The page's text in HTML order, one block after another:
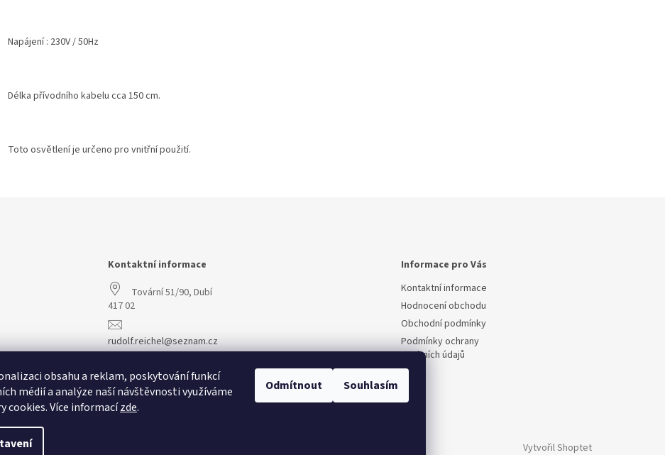
obsahu a reklam, poskytování funkcí
médií a analýze naší návštěvnosti využíváme
cookies. Více informacízde.
Odmítnout Souhlasím
Napájení : 230V / 50Hz
Délka přívodního kabelu cca 150 cm.
Toto osvětlení je určeno pro vnitřní použití.
Kontaktní informace
Tovární 51/90, Dubí
417 02
rudolf.reichel@seznam.cz
Informace pro Vás
Kontaktní informace
Hodnocení obchodu
Obchodní podmínky
Podmínky ochrany
osobních údajů
Vytvořil Shoptet
Upravit nastavení cookies